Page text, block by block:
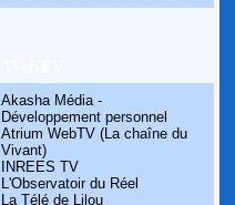
Akasha Média -
Développement personnel
Atrium WebTV (La chaîne du
Vivant)
INREES TV
L'Observatoir du Réel
La Télé de Lilou